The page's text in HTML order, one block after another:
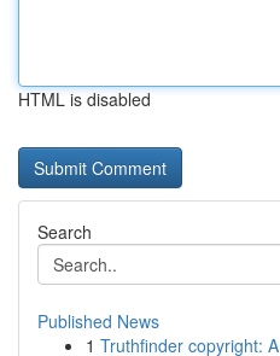
HTML is disabled
Search
Published News
1 Truthfinder copyright: